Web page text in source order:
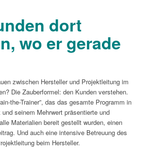
dort
wo er gerade
zwischen Hersteller und Projektleitung im
Die Zauberformel: den Kunden verstehen.
the-Trainer”, das das gesamte Programm in
seinem Mehrwert präsentierte und
Materialien bereit gestellt wurden, einen
Und auch eine intensive Betreuung des
beim Hersteller.